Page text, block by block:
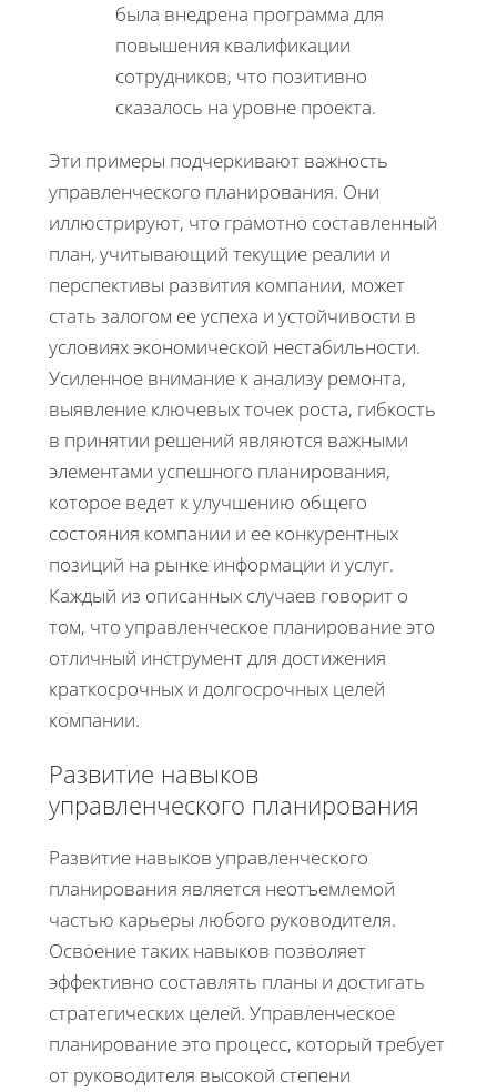
была внедрена программа для
повышения квалификации
сотрудников, что позитивно
сказалось на уровне проекта.
Эти примеры подчеркивают важность
управленческого планирования. Они
иллюстрируют, что грамотно составленный
план, учитывающий текущие реалии и
перспективы развития компании, может
стать залогом ее успеха и устойчивости в
условиях экономической нестабильности.
Усиленное внимание к анализу ремонта,
выявление ключевых точек роста, гибкость
в принятии решений являются важными
элементами успешного планирования,
которое ведет к улучшению общего
состояния компании и ее конкурентных
позиций на рынке информации и услуг.
Каждый из описанных случаев говорит о
том, что управленческое планирование это
отличный инструмент для достижения
краткосрочных и долгосрочных целей
компании.
Развитие навыков
управленческого планирования
Развитие навыков управленческого
планирования является неотъемлемой
частью карьеры любого руководителя.
Освоение таких навыков позволяет
эффективно составлять планы и достигать
стратегических целей. Управленческое
планирование это процесс, который требует
от руководителя высокой степени